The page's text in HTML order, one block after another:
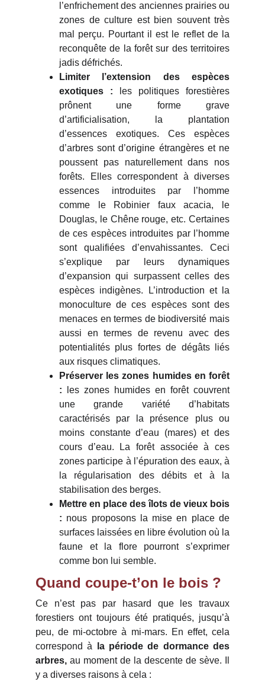
l’enfrichement des anciennes prairies ou
zones de culture est bien souvent très
mal perçu. Pourtant il est le reflet de la
reconquête de la forêt sur des territoires
jadis défrichés.
Limiter l’extension des espèces
exotiques : les politiques forestières
prônent une forme grave
d’artificialisation, la plantation
d’essences exotiques. Ces espèces
d’arbres sont d’origine étrangères et ne
poussent pas naturellement dans nos
forêts. Elles correspondent à diverses
essences introduites par l’homme
comme le Robinier faux acacia, le
Douglas, le Chêne rouge, etc. Certaines
de ces espèces introduites par l’homme
sont qualifiées d’envahissantes. Ceci
s’explique par leurs dynamiques
d’expansion qui surpassent celles des
espèces indigènes. L’introduction et la
monoculture de ces espèces sont des
menaces en termes de biodiversité mais
aussi en termes de revenu avec des
potentialités plus fortes de dégâts liés
aux risques climatiques.
Préserver les zones humides en forêt
:
les zones humides en forêt couvrent
une grande variété d’habitats
caractérisés par la présence plus ou
moins constante d’eau (mares) et des
cours d’eau. La forêt associée à ces
zones participe à l’épuration des eaux, à
la régularisation des débits et à la
stabilisation des berges.
Mettre en place des îlots de vieux bois
: nous proposons la mise en place de
surfaces laissées en libre évolution où la
faune et la flore pourront s’exprimer
comme bon lui semble.
Quand coupe-t’on le bois ?
Ce n’est pas par hasard que les travaux
forestiers ont toujours été pratiqués, jusqu’à
peu, de mi-octobre à mi-mars. En effet, cela
correspond à
la période de dormance des
arbres, au moment de la descente de sève. Il
y a diverses raisons à cela :